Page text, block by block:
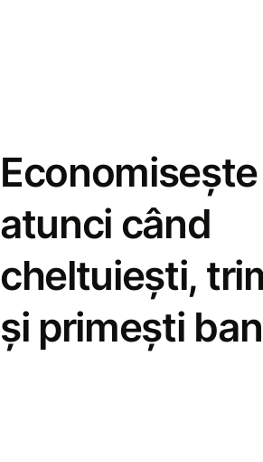
Economisește
atunci când
cheltuiești,
și primești